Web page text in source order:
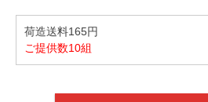
荷造送料165円
ご提供数10組